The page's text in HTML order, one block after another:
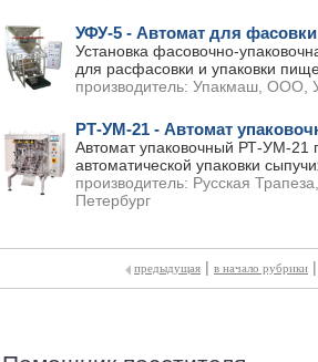
УФУ-5 - Автомат для
Установка фасовочно-
для расфасовки и упаковки
производитель: Упакмаш, ООО,
РТ-УМ-21 - Автомат
Автомат упаковочный РТ-УМ-21
автоматической упаковки
производитель: Русская
Петербург
предыдущая | в начало рубрики |